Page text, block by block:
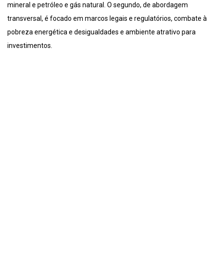
mineral e petróleo e gás natural. O segundo, de abordagem
transversal, é focado em marcos legais e regulatórios, combate à
pobreza energética e desigualdades e ambiente atrativo para
investimentos.